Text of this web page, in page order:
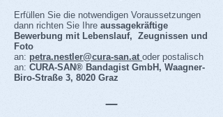
Erfüllen Sie die notwendigen Voraussetzungen
dann richten Sie Ihre aussagekräftige
Bewerbung mit Lebenslauf, Zeugnissen und
Foto
an: petra.nestler@cura-san.at oder postalisch
an: CURA-SAN® Bandagist GmbH, Waagner-
Biro-Straße 3, 8020 Graz